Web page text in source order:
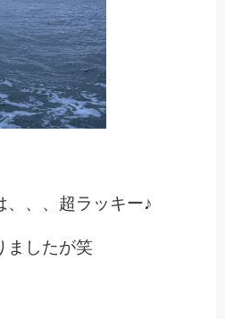
、、、超ラッキー♪
ましたが笑